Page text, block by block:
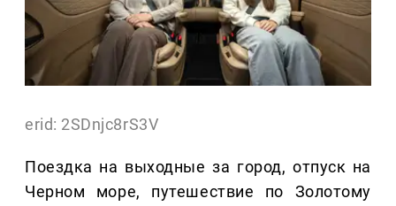
erid: 2SDnjc8rS3V
Поездка на выходные за город, отпуск на
Черном море, путешествие по Золотому